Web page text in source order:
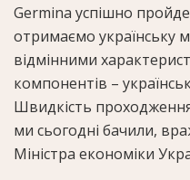
Germina успішно
отримаємо українську
відмінними
компонентів –
Швидкість
ми сьогодні бачили,
Міністра економіки